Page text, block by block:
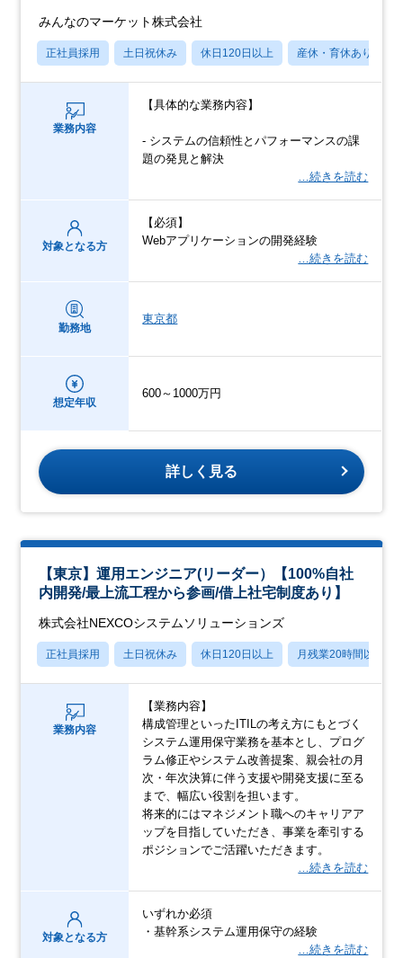
みんなのマーケット株式会社
正社員採用 土日祝休み 休日120日以上 産休・育休あり
業務内容
【具体的な業務内容】
- システムの信頼性とパフォーマンスの課
題の発見と解決
…続きを読む
対象となる方
【必須】
Webアプリケーションの開発経験
…続きを読む
勤務地
東京都
想定年収
600～1000万円
詳しく見る
【東京】運用エンジニア(リーダー）【100%自社
内開発/最上流工程から参画/借上社宅制度あり】
株式会社NEXCOシステムソリューションズ
正社員採用 土日祝休み 休日120日以上 月残業20時間以内
業務内容
【業務内容】
構成管理といったITILの考え方にもとづく
システム運用保守業務を基本とし、プログ
ラム修正やシステム改善提案、親会社の月
次・年次決算に伴う支援や開発支援に至る
まで、幅広い役割を担います。
将来的にはマネジメント職へのキャリアア
ップを目指していただき、事業を牽引する
ポジションでご活躍いただきます。
…続きを読む
対象となる方
いずれか必須
・基幹系システム運用保守の経験
…続きを読む